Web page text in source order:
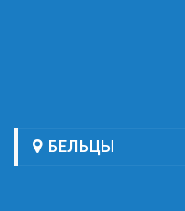
БЕЛЬЦЫ